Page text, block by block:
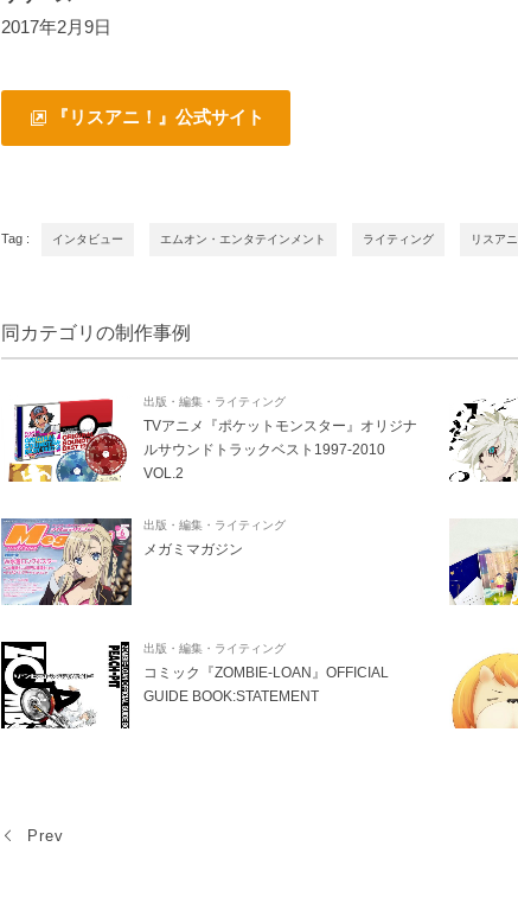
2017年2月9日
『リスアニ！』公式サイト
Tag : インタビュー エムオン・エンタテインメント ライティング リスアニ
同カテゴリの制作事例
出版・編集・ライティング
TVアニメ『ポケットモンスター』オリジナ
ルサウンドトラックベスト1997-2010
VOL.2
出版・編集・ライティング
メガミマガジン
出版・編集・ライティング
コミック『ZOMBIE-LOAN』OFFICIAL
GUIDE BOOK:STATEMENT
Prev